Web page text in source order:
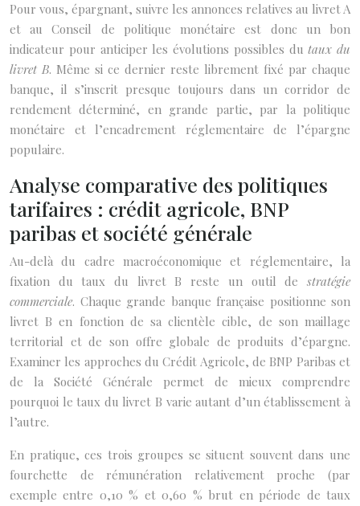
Pour vous, épargnant, suivre les annonces relatives au livret A
et au Conseil de politique monétaire est donc un bon
indicateur pour anticiper les évolutions possibles dutaux du
livret B. Même si ce dernier reste librement fixé par chaque
banque, il s’inscrit presque toujours dans un corridor de
rendement déterminé, en grande partie, par la politique
monétaire et l’encadrement réglementaire de l’épargne
populaire.
Analyse comparative des politiques
tarifaires : crédit agricole, BNP
paribas et société générale
Au-delà du cadre macroéconomique et réglementaire, la
fixation du taux du livret B reste un outil de stratégie
commerciale. Chaque grande banque française positionne son
livret B en fonction de sa clientèle cible, de son maillage
territorial et de son offre globale de produits d’épargne.
Examiner les approches du Crédit Agricole, de BNP Paribas et
de la Société Générale permet de mieux comprendre
pourquoi le taux du livret B varie autant d’un établissement à
l’autre.
En pratique, ces trois groupes se situent souvent dans une
fourchette de rémunération relativement proche (par
exemple entre 0,10 % et 0,60 % brut en période de taux